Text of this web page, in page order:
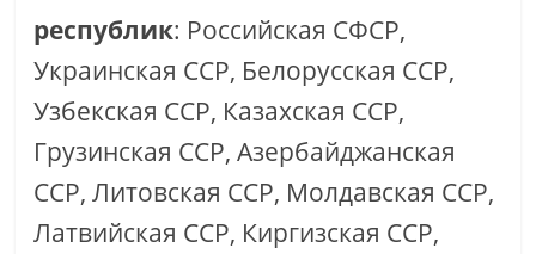
республик: Российская СФСР,
Украинская ССР, Белорусская ССР,
Узбекская ССР, Казахская ССР,
Грузинская ССР, Азербайджанская
ССР, Литовская ССР, Молдавская ССР,
Латвийская ССР, Киргизская ССР,